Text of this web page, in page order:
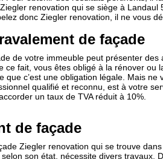
renovation qui se siège à
donc Ziegler renovation, il ne vous
de façade
de votre immeuble peut présenter
ce fait, vous êtes obligé à la rénover ou
que c’est une obligation légale. Mais
qualifié et reconnu, est à votre
un taux de TVA réduit à 10%.
de façade
Ziegler renovation qui se trouve
son état, nécessite divers travaux.